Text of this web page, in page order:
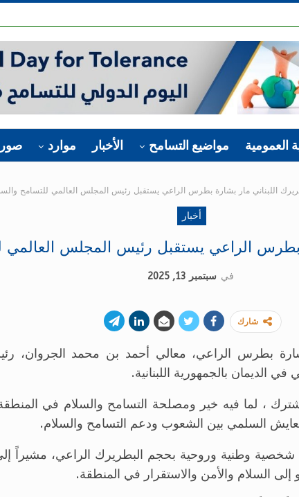
العمومية مواضيع التسامح الأخبار موارد صور
اللبناني مار بشارة بطرس الراعي يستقبل رئيس المجلس العالمي للتسامح
أخبار
بطرس الراعي يستقبل رئيس المجلس العالمي
في سبتمبر 13, 2025
شارك
بشارة بطرس الراعي، معالي أحمد بن محمد الجروان،
الديمان بالجمهورية اللبنانية.
، لما فيه خير ومصلحة التسامح والسلام في
السلمي بين الشعوب ودعم التسامح والسلام.
وطنية وروحية بحجم البطريرك الراعي، مشيراً
السلام والأمن والاستقرار في المنطقة.